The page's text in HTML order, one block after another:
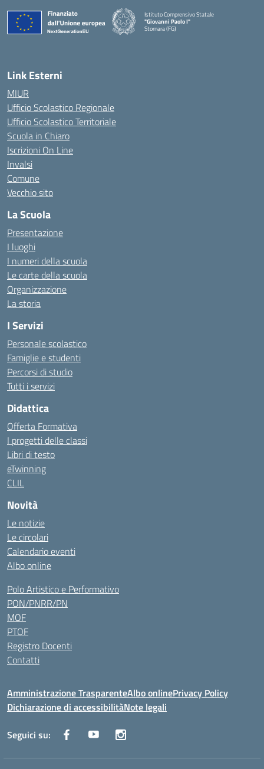
Istituto Comprensivo Statale
"Giovanni Paolo I"
Stornara (FG)
Link Esterni
MIUR
Ufficio Scolastico Regionale
Ufficio Scolastico Territoriale
Scuola in Chiaro
Iscrizioni On Line
Invalsi
Comune
Vecchio sito
La Scuola
Presentazione
I luoghi
I numeri della scuola
Le carte della scuola
Organizzazione
La storia
I Servizi
Personale scolastico
Famiglie e studenti
Percorsi di studio
Tutti i servizi
Didattica
Offerta Formativa
I progetti delle classi
Libri di testo
eTwinning
CLIL
Novità
Le notizie
Le circolari
Calendario eventi
Albo online
Polo Artistico e Performativo
PON/PNRR/PN
MOF
PTOF
Registro Docenti
Contatti
Amministrazione TrasparenteAlbo onlinePrivacy Policy
Dichiarazione di accessibilitàNote legali
Seguici su: